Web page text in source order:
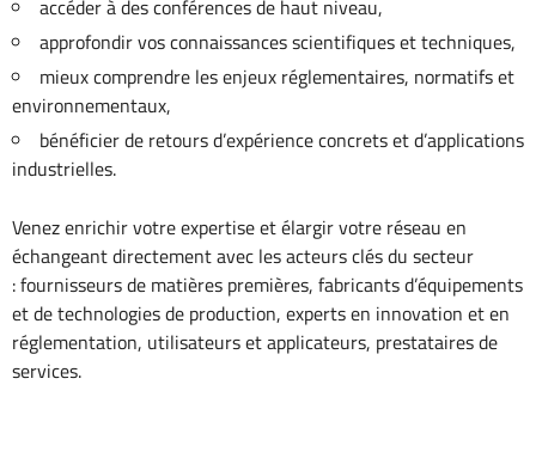
accéder à des conférences de haut niveau,
approfondir vos connaissances scientifiques et techniques,
mieux comprendre les enjeux réglementaires, normatifs et
environnementaux,
bénéficier de retours d’expérience concrets et d’applications
industrielles.
Venez enrichir votre expertise et élargir votre réseau en
échangeant directement avec les acteurs clés du secteur
: fournisseurs de matières premières, fabricants d’équipements
et de technologies de production, experts en innovation et en
réglementation, utilisateurs et applicateurs, prestataires de
services.